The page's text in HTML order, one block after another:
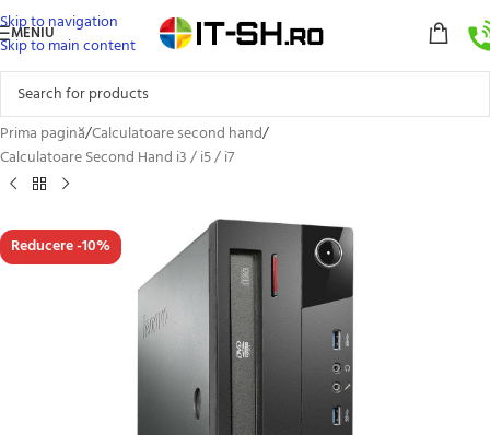
Skip to navigation
Skip to main content
MENIU
Prima pagină/Calculatoare second hand/
Calculatoare Second Hand i3 / i5 / i7
Reducere -10%